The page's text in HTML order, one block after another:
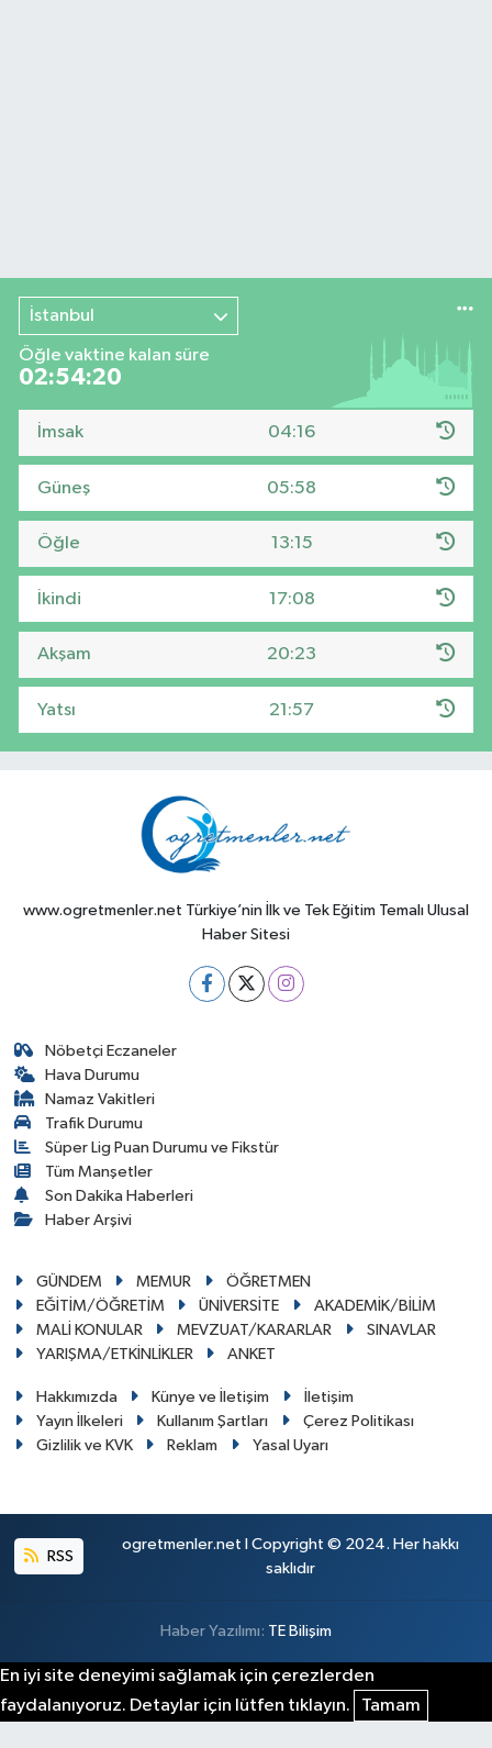
İstanbul
Öğle vaktine kalan süre
02:54:19
İmsak 04:16
Güneş 05:58
Öğle 13:15
İkindi 17:08
Akşam 20:23
Yatsı 21:57
www.ogretmenler.net Türkiye’nin İlk ve Tek Eğitim Temalı Ulusal
Haber Sitesi
Nöbetçi Eczaneler
Hava Durumu
Namaz Vakitleri
Trafik Durumu
Süper Lig Puan Durumu ve Fikstür
Tüm Manşetler
Son Dakika Haberleri
Haber Arşivi
GÜNDEM MEMUR
ÖĞRETMEN
EĞİTİM/ÖĞRETİM
ÜNİVERSİTE
AKADEMİK/BİLİM
MALİ KONULAR
MEVZUAT/KARARLAR
SINAVLAR
YARIŞMA/ETKİNLİKLER
ANKET
Hakkımızda Künye ve İletişim
İletişim
Yayın İlkeleri
Kullanım Şartları
Çerez Politikası
Gizlilik ve KVK
Reklam Yasal Uyarı
RSS
ogretmenler.net I Copyright © 2024. Her hakkı
saklıdır
Haber Yazılımı: TE Bilişim
En iyi site deneyimi sağlamak için çerezlerden
faydalanıyoruz. Detaylar için lütfen tıklayın.
Tamam